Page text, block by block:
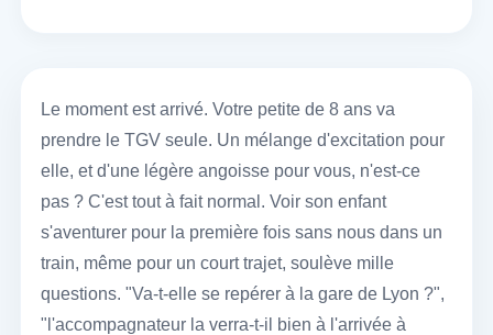
Le moment est arrivé. Votre petite de 8 ans va
prendre le TGV seule. Un mélange d'excitation pour
elle, et d'une légère angoisse pour vous, n'est-ce
pas ? C'est tout à fait normal. Voir son enfant
s'aventurer pour la première fois sans nous dans un
train, même pour un court trajet, soulève mille
questions. "Va-t-elle se repérer à la gare de Lyon ?",
"l'accompagnateur la verra-t-il bien à l'arrivée à